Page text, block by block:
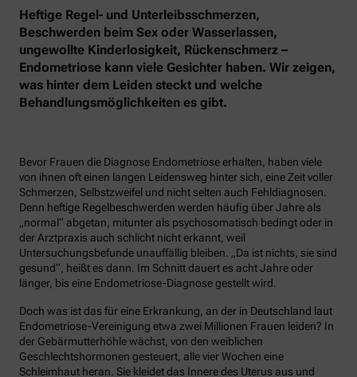
Heftige Regel- und Unterleibsschmerzen,
Beschwerden beim Sex oder Wasserlassen,
ungewollte Kinderlosigkeit, Rückenschmerz –
Endometriose kann viele Gesichter haben. Wir zeigen,
was hinter dem Leiden steckt und welche
Behandlungsmöglichkeiten es gibt.
Bevor Frauen die Diagnose Endometriose erhalten, haben viele
von ihnen oft einen langen Leidensweg hinter sich, eine Zeit voller
Schmerzen, Selbstzweifel und nicht selten auch Fehldiagnosen.
Denn heftige Regelbeschwerden werden häufig über Jahre als
„normal“ abgetan, mitunter als psychosomatisch bedingt oder in
der Arztpraxis auch schlicht nicht erkannt, weil
Untersuchungsbefunde unauffällig bleiben. „Da ist nichts, sie sind
gesund“, heißt es dann. Im Schnitt dauert es acht Jahre oder
länger, bis eine Endometriose-Diagnose gestellt wird.
Doch was ist das für eine Erkrankung, an der in Deutschland laut
Endometriose-Vereinigung etwa zwei Millionen Frauen leiden? In
der Gebärmutterhöhle wächst, von den weiblichen
Geschlechtshormonen gesteuert, alle vier Wochen eine
Schleimhaut heran. Sie kleidet das Innere des Uterus aus und